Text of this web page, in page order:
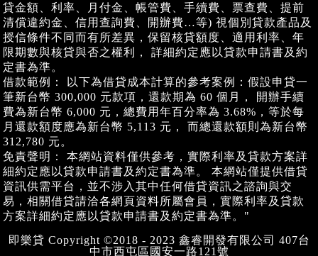
貸金額、利率、月付金、帳管費、手續費、票查費、提前
清償違約金、信用查詢費、開辦費…等) 視個別貸款產品及
授信條件不同而有所差異，保留核貸額度、適用利率、年
限期數與核貸與否之權利， 詳細約定應以貸款申請書及約
定書為準。
借款範例： 以下為借貸成本計算的參考案例：假設申貸一
筆新台幣 300,000 元款項，還款期為 60 個月， 開辦手續
費為新台幣 6,000 元，總費用年百分率為 3.68%，等於每
月還款額度應為新台幣 5,113 元， 而總還款額則為新台幣
312,780 元。
免責聲明： 本網站資料僅供參考，實際利率及貸款方案詳
細約定應以貸款申請書及約定書為準。 本網站僅提供借貸
資訊供需平台，並不涉入其中任何借貸資訊之諮詢與交
易，相關借貸請洽各網頁資料所屬會員，實際利率及貸款
方案詳細約定應以貸款申請書及約定書為準。"
即樂貸 Copyright ©2018 - 2023 鑫睿開發有限公司 407台
中市西屯區國安一路121號